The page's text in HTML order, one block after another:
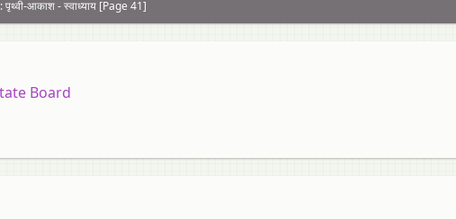
आकाश - स्वाध्याय [Page 41]
Board